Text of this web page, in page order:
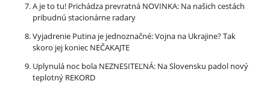
A je to tu! Prichádza prevratná NOVINKA: Na našich cestách
pribudnú stacionárne radary
Vyjadrenie Putina je jednoznačné: Vojna na Ukrajine? Tak
skoro jej koniec NEČAKAJTE
Uplynulá noc bola NEZNESITEĽNÁ: Na Slovensku padol nový
teplotný REKORD